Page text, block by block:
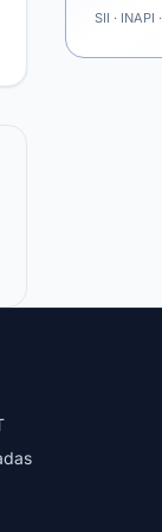
SII · INAPI